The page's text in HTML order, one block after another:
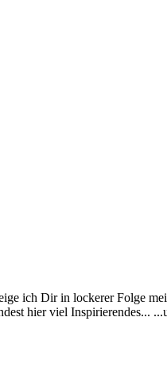
ich Dir in lockerer Folge
hier viel Inspirierendes...